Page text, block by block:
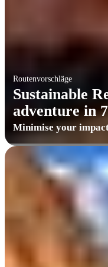
Routenvorschläge
Sustainable
adventure in
Minimise your